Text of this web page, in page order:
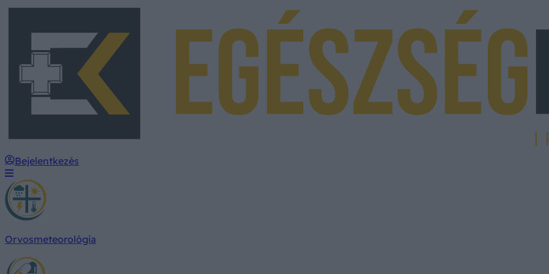
Bejelentkezés
Orvosmeteorológia